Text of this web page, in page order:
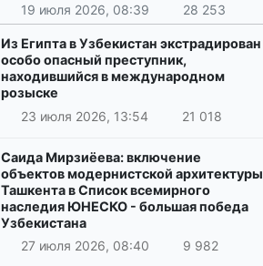
19 июля 2026, 08:39 28 253
Из Египта в Узбекистан экстрадирован
особо опасный преступник,
находившийся в международном
розыске
23 июля 2026, 13:54
21 018
Саида Мирзиёева: включение
объектов модернистской архитектуры
Ташкента в Список всемирного
наследия ЮНЕСКО - большая победа
Узбекистана
27 июля 2026, 08:40
9 982